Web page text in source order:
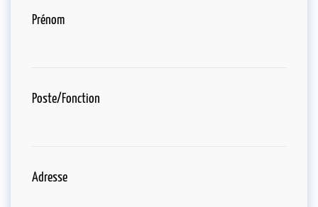
Prénom
Poste/Fonction
Adresse